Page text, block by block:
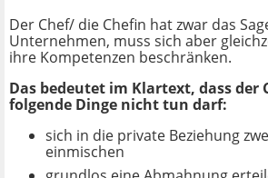
Der Chef/ die Chefin hat zwar das
Unternehmen, muss sich aber
ihre Kompetenzen beschränken.
Das bedeutet im Klartext, dass der
folgende Dinge nicht tun darf:
sich in die private Beziehung
einmischen